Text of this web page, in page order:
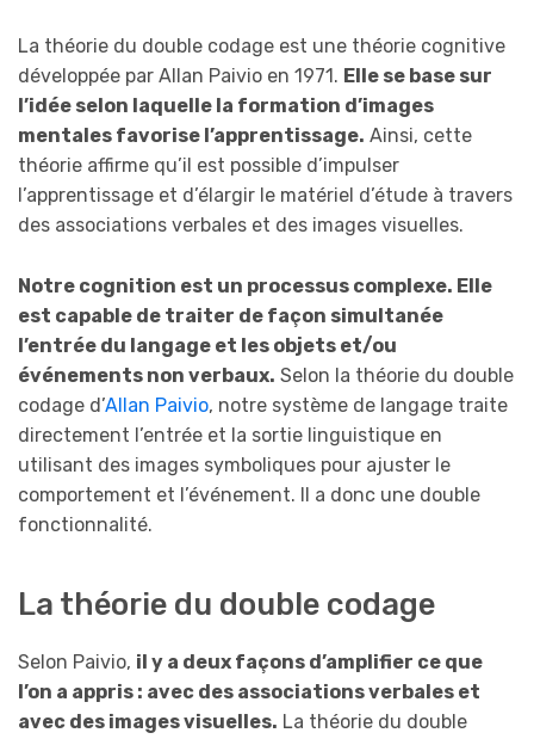
La théorie du double codage est une théorie cognitive
développée par Allan Paivio en 1971. Elle se base sur
l’idée selon laquelle la formation d’images
mentales favorise l’apprentissage. Ainsi, cette
théorie affirme qu’il est possible d’impulser
l’apprentissage et d’élargir le matériel d’étude à travers
des associations verbales et des images visuelles.
Notre cognition est un processus complexe. Elle
est capable de traiter de façon simultanée
l’entrée du langage et les objets et/ou
événements non verbaux. Selon la théorie du double
codage d’Allan Paivio, notre système de langage traite
directement l’entrée et la sortie linguistique en
utilisant des images symboliques pour ajuster le
comportement et l’événement. Il a donc une double
fonctionnalité.
La théorie du double codage
Selon Paivio, il y a deux façons d’amplifier ce que
l’on a appris : avec des associations verbales et
avec des images visuelles. La théorie du double